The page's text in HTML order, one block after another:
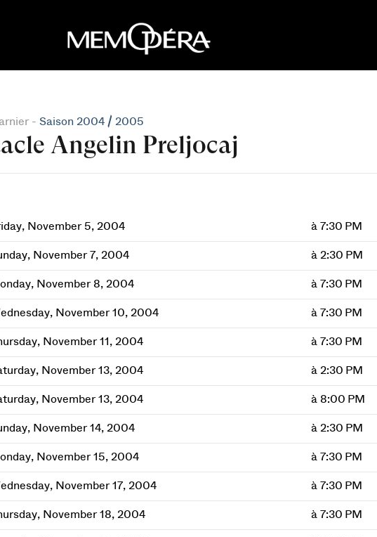
- Saison 2004 / 2005
Angelin Preljocaj
November 5, 2004 à 7:30 PM
November 7, 2004 à 2:30 PM
November 8, 2004 à 7:30 PM
November 10, 2004 à 7:30 PM
November 11, 2004 à 7:30 PM
November 13, 2004 à 2:30 PM
November 13, 2004 à 8:00 PM
November 14, 2004 à 2:30 PM
November 15, 2004 à 7:30 PM
November 17, 2004 à 7:30 PM
November 18, 2004 à 7:30 PM